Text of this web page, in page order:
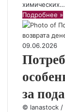
химических…
Подробнее »
09.06.2026
за
© lanastock /